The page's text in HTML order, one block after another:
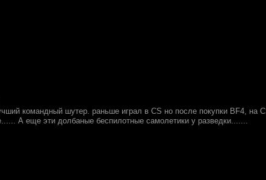
командный шутер. раньше играл в CS но после покупки BF4, на
А еще эти долбаные беспилотные самолетики у разведки.......